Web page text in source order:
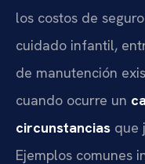
los costos de
cuidado infantil,
de manutención
cuando ocurre un
circunstancias que
Ejemplos comunes